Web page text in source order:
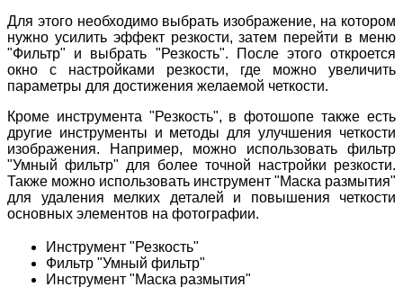
Для этого необходимо выбрать изображение, на котором
нужно усилить эффект резкости, затем перейти в меню
"Фильтр" и выбрать "Резкость". После этого откроется
окно с настройками резкости, где можно увеличить
параметры для достижения желаемой четкости.
Кроме инструмента "Резкость", в фотошопе также есть
другие инструменты и методы для улучшения четкости
изображения. Например, можно использовать фильтр
"Умный фильтр" для более точной настройки резкости.
Также можно использовать инструмент "Маска размытия"
для удаления мелких деталей и повышения четкости
основных элементов на фотографии.
Инструмент "Резкость"
Фильтр "Умный фильтр"
Инструмент "Маска размытия"